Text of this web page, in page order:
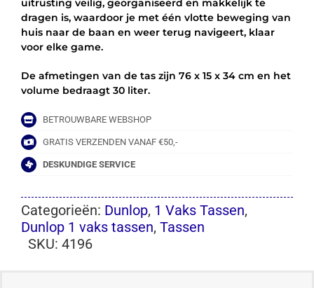
uitrusting veilig, georganiseerd en makkelijk te
dragen is, waardoor je met één vlotte beweging van
huis naar de baan en weer terug navigeert, klaar
voor elke game.
De afmetingen van de tas zijn 76 x 15 x 34 cm en het
volume bedraagt 30 liter.
BETROUWBARE WEBSHOP
GRATIS VERZENDEN VANAF €50,-
DESKUNDIGE SERVICE
Categorieën: Dunlop, 1 Vaks Tassen,
Dunlop 1 vaks tassen, Tassen
SKU: 4196